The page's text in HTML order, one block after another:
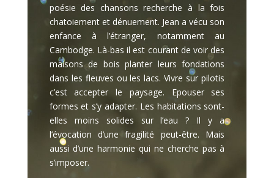
poésie des chansons recherche à la fois
chatoiement et dénuement. Jean a vécu son
enfance à l’étranger, notamment au
Cambodge. Là-bas il est courant de voir des
maisons de bois planter leurs fondations
dans les fleuves ou les lacs. Vivre sur pilotis
c’est accepter le paysage. Epouser ses
formes et s’y adapter. Les habitations sont-
elles moins solides sur l’eau ? Il y a
l’évocation d’une fragilité peut-être. Mais
aussi d’une harmonie qui ne cherche pas à
s’imposer.